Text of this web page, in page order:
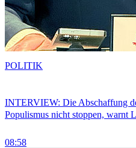
INTERVIEW: Die Abschaffung
Populismus nicht stoppen, warnt
08:58
POLITIK